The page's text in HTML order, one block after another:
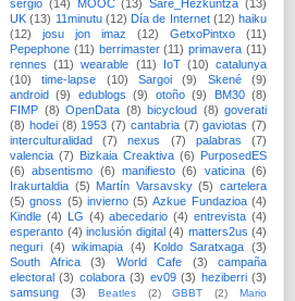
sergio (14) MOOC (13) Sare_Hezkuntza (13)
UK (13) 11minutu (12) Día de Internet (12) haiku
(12)
josu jon imaz (12) GetxoPintxo
(11)
Pepephone (11) berrimaster (11) primavera (11)
rennes (11) wearable (11) IoT (10) catalunya
(10)
time-lapse (10) Sargoi (9) Skené
(9)
android (9) edublogs (9) otoño (9) BM30 (8)
FIMP (8) OpenData (8) bicycloud (8) goverati
(8) hodei (8) 1953 (7) cantabria (7) gaviotas (7)
interculturalidad
(7) nexus (7) palabras
(7)
valencia (7) Bizkaia Creaktiva (6) PurposedES
(6)
absentismo (6) manifiesto (6) vaticina (6)
Irakurtaldia (5) Martín Varsavsky (5) cartelera
(5) gnoss (5) invierno (5) Azkue Fundazioa (4)
Kindle (4) LG (4) abecedario (4) entrevista (4)
esperanto (4) inclusión digital (4) matters2us (4)
neguri (4) wikimapia (4) Koldo Saratxaga (3)
South Africa
(3) World Cafe (3)
campaña
electoral (3) colabora (3) ev09 (3) heziberri (3)
samsung
(3) Beatles (2) GBBT (2)
Mario